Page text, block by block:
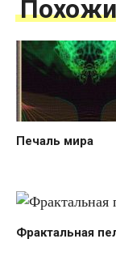
Печаль мира
Фрактальная